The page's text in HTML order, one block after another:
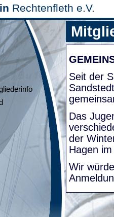
Rechtenfleth e.V.
Seit der
Das
der
Hagen
Wir